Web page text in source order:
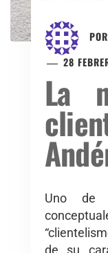
POR
28
La
Uno de
de su